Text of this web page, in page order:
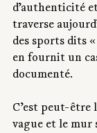
d’authenticité
traverse
des sports dits
en fournit un
documenté.
C’est peut-être
vague et le mur